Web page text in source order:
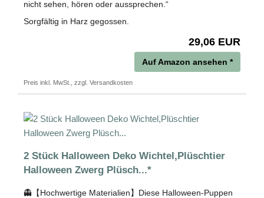
nicht sehen, hören oder aussprechen.“
Sorgfältig in Harz gegossen.
29,06 EUR
Auf Amazon ansehen *
Preis inkl. MwSt., zzgl. Versandkosten
2 Stück Halloween Deko Wichtel,Plüschtier
Halloween Zwerg Plüsch...*
👻【Hochwertige Materialien】Diese Halloween-Puppen